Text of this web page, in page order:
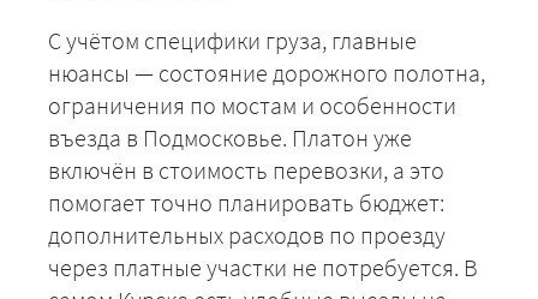
С учётом специфики груза, главные
нюансы — состояние дорожного полотна,
ограничения по мостам и особенности
въезда в Подмосковье. Платон уже
включён в стоимость перевозки, а это
помогает точно планировать бюджет:
дополнительных расходов по проезду
через платные участки не потребуется. В